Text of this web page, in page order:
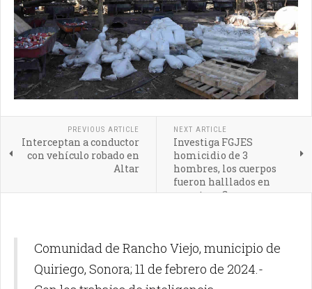
PREVIOUS ARTICLE
Interceptan a conductor
con vehículo robado en
Altar
NEXT ARTICLE
Investiga FGJES
homicidio de 3
hombres, los cuerpos
fueron halllados en
carretera Guaymas-
Comunidad de Rancho Viejo, municipio de
Quiriego, Sonora; 11 de febrero de 2024.-